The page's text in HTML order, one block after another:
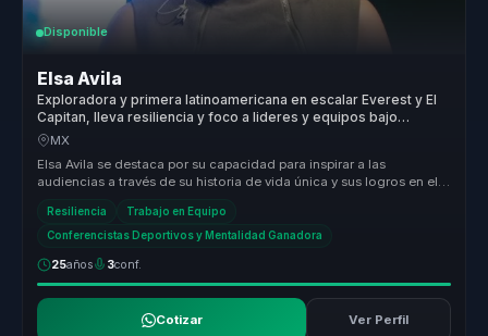
Disponible
Elsa Avila
Exploradora y primera latinoamericana en escalar Everest y El
Capitan, lleva resiliencia y foco a lideres y equipos bajo
presion real.
MX
Elsa Avila se destaca por su capacidad para inspirar a las
audiencias a través de su historia de vida única y sus logros en el
Resiliencia Trabajo en Equipo
Conferencistas Deportivos y Mentalidad Ganadora
25años 3conf.
Cotizar Ver Perfil